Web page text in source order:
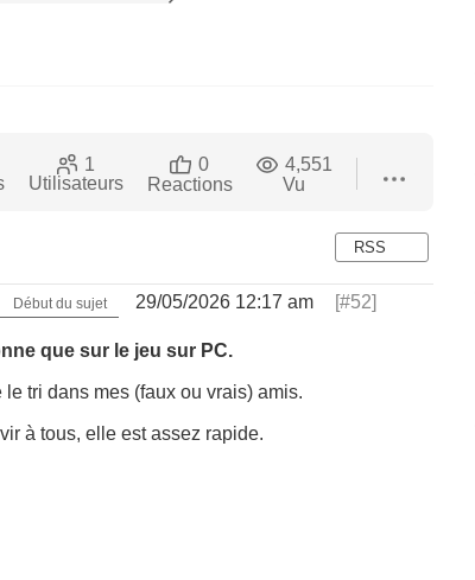
1
Utilisateurs
0
Reactions
4,551
Vu
RSS
Début du sujet 29/05/2026 12:17 am [#52]
que sur le jeu sur PC.
tri dans mes (faux ou vrais) amis.
à tous, elle est assez rapide.